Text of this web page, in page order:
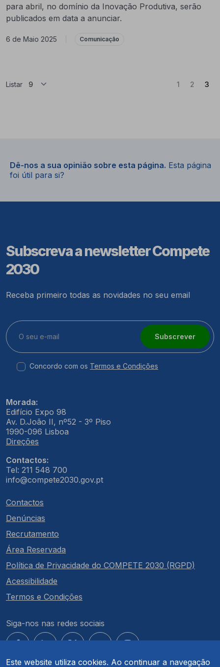
Este website utiliza cookies. Ao continuar a navegação
para abril, no domínio da Inovação Produtiva, serão
publicados em data a anunciar.
6 de Maio 2025 Comunicação
Listar 1 2 3
Dê-nos a sua opinião sobre esta página. Esta página
foi útil para si?
Subscreva a newsletter Compete
2030
Receba primeiro todas as novidades no seu email
Subscrever
Concordo com os Termos e Condições
Morada:
Edifício Expo 98
Av. D.João II, nº52 - 3º Piso
1990-096 Lisboa
Direções
Contactos:
Tel: 211 548 700
info@compete2030.gov.pt
Contactos
Denúncias
Recrutamento
Área Reservada
Política de Privacidade do COMPETE 2030 (RGPD)
Acessibilidade
Termos e Condições
Siga-nos nas redes sociais